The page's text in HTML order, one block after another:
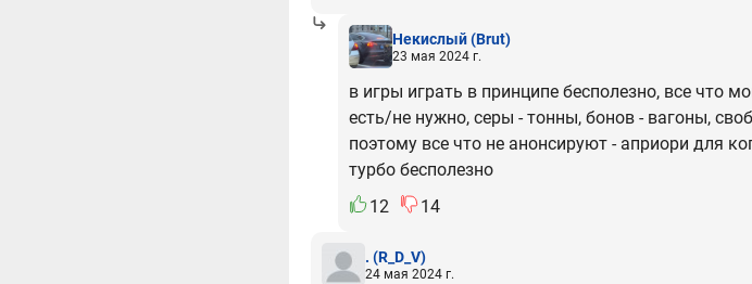
Некислый(Brut)
23 мая 2024 г.
в игры играть в принципе бесполезно, все что
есть/не нужно, серы - тонны, бонов - вагоны,
поэтому все что не анонсируют - априори для
турбо бесполезно
12
14
. (R_D_V)
24 мая 2024 г.